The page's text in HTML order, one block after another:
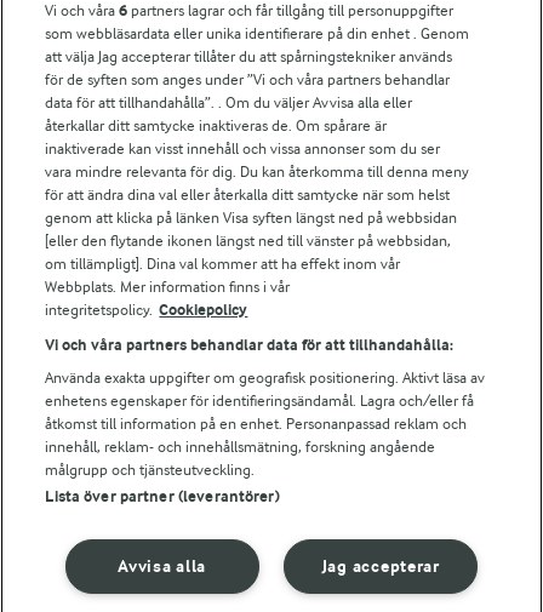
För ägare
Arlas kundportal
Arla.com
Falbygdens Ost
Arla webbshop
Bildbank
Följ oss
© 2026 Arla Foods
Integritetspolicy
Vi och våra6 partners lagrar och får tillgång till personuppgifter
som webbläsardata eller unika identifierare på din enhet . Genom
att välja Jag accepterar tillåter du att spårningstekniker används
för de syften som anges under ”Vi och våra partners behandlar
data för att tillhandahålla”. . Om du väljer Avvisa alla eller
återkallar ditt samtycke inaktiveras de. Om spårare är
inaktiverade kan visst innehåll och vissa annonser som du ser
vara mindre relevanta för dig. Du kan återkomma till denna meny
för att ändra dina val eller återkalla ditt samtycke när som helst
genom att klicka på länken Visa syften längst ned på webbsidan
[eller den flytande ikonen längst ned till vänster på webbsidan,
om tillämpligt]. Dina val kommer att ha effekt inom vår
Webbplats. Mer information finns i vår
integritetspolicy. Cookiepolicy
Vi och våra partners behandlar data för att tillhandahålla:
Använda exakta uppgifter om geografisk positionering. Aktivt läsa av
enhetens egenskaper för identifieringsändamål. Lagra och/eller få
åtkomst till information på en enhet. Personanpassad reklam och
innehåll, reklam- och innehållsmätning, forskning angående
målgrupp och tjänsteutveckling.
Lista över partner (leverantörer)
Jag accepterar
Avvisa alla